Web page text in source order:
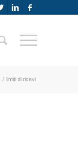
/ limiti di ricavi